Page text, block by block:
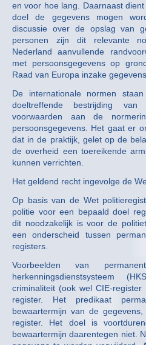
en voor hoe lang. Daarnaast
doel de gegevens mogen
discussie over de opslag van
personen zijn dit relevante
Nederland aanvullende
met persoonsgegevens op
Raad van Europa inzake
De internationale normen
doeltreffende bestrijding
voorwaarden aan de
persoonsgegevens. Het gaat er
dat in de praktijk, gelet op de
de overheid een toereikende
kunnen verrichten.
Het geldend recht ingevolge de
Op basis van de Wet
politie voor een bepaald doel
dit noodzakelijk is voor de
een onderscheid tussen
registers.
Voorbeelden van
herkenningsdienstsysteem
criminaliteit (ook wel CIE-
register. Het predikaat
bewaartermijn van de
register. Het doel is
bewaartermijn daarentegen niet.